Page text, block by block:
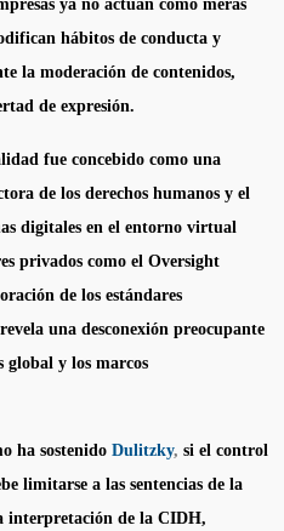
ya no actúan como meras
hábitos de conducta y
la moderación de contenidos,
de expresión.
fue concebido como una
de los derechos humanos y el
digitales en el entorno virtual
privados como el Oversight
de los estándares
una desconexión preocupante
global y los marcos
ha sostenido Dulitzky, si el control
limitarse a las sentencias de la
interpretación de la CIDH,